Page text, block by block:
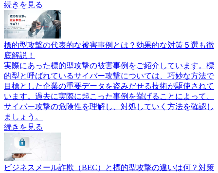
続きを見る
標的型攻撃の代表的な被害事例とは？効果的な対策５選も徹
底解説！
実際にあった標的型攻撃の被害事例をご紹介しています。標
的型と呼ばれているサイバー攻撃については、巧妙な方法で
目標とした企業の重要データを盗みだせる技術が駆使されて
います。過去に実際に起こった事例を挙げることによって、
サイバー攻撃の危険性を理解し、対処していく方法を確認し
ましょう。
続きを見る
ビジネスメール詐欺（BEC）と標的型攻撃の違いは何？対策